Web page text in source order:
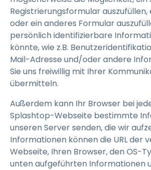
Registrierungsformular auszufüllen,
oder ein anderes Formular
persönlich identifizierbare
könnte, wie z.B.
Mail-Adresse und/oder andere
Sie uns freiwillig mit Ihrer
übermitteln.
Außerdem kann Ihr Browser bei
Splashtop-Webseite bestimmte
unseren Server senden, die wir
Informationen können die URL der
Webseite, Ihren Browser, den OS-
unten aufgeführten Informationen